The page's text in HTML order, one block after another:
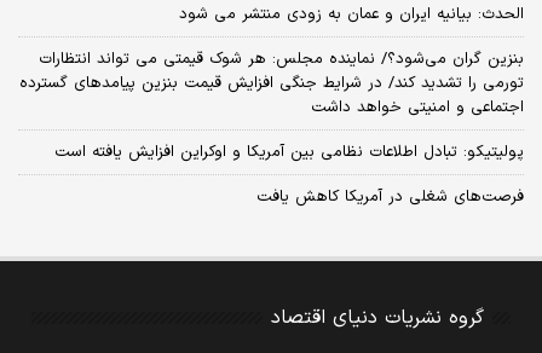
الحدث: بیانیه ایران و عمان به زودی منتشر می شود
بنزین گران می‌شود؟/ نماینده مجلس: هر شوک قیمتی می تواند انتظارات
تورمی را تشدید کند/ در شرایط جنگی افزایش قیمت بنزین پیامدهای گسترده
اجتماعی و امنیتی خواهد داشت
پولیتیکو: تبادل اطلاعات نظامی بین آمریکا و اوکراین افزایش یافته است
فرصت‌های شغلی در آمریکا کاهش یافت
گروه نشریات دنیای اقتصاد